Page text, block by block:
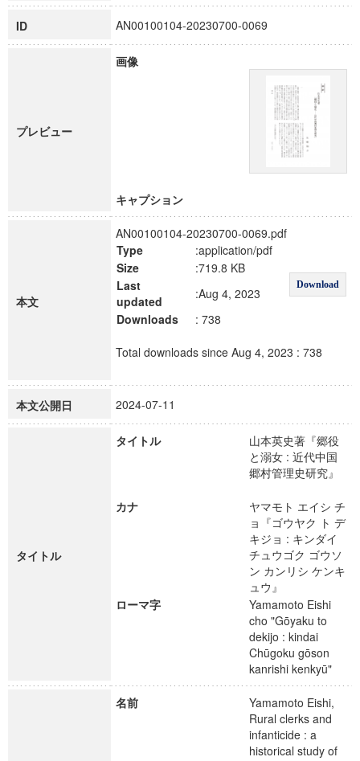
ID AN00100104-20230700-0069
プレビュー
画像
キャプション
本文
AN00100104-20230700-0069.pdf
Type
:application/pdf
Download
Size
:719.8 KB
Last
updated
:Aug 4, 2023
Downloads
: 738
Total downloads since Aug 4, 2023 : 738
本文公開日 2024-07-11
タイトル
タイトル
山本英史著『郷役
と溺女 : 近代中国
郷村管理史研究』
カナ
ヤマモト エイシ チ
ョ『ゴウヤク ト デ
キジョ : キンダイ
チュウゴク ゴウソ
ン カンリシ ケンキ
ュウ』
ローマ字
Yamamoto Eishi
cho "Gōyaku to
dekijo : kindai
Chūgoku gōson
kanrishi kenkyū"
名前
Yamamoto Eishi,
Rural clerks and
infanticide : a
historical study of